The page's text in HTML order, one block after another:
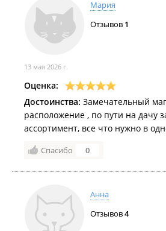
Мария
Отзывов 1
13 мая 2026 г.
Оценка:
Достоинства: Замечательный
расположение , по пути на дачу
ассортимент, все что нужно в
Спасибо 0
Анна
Отзывов4